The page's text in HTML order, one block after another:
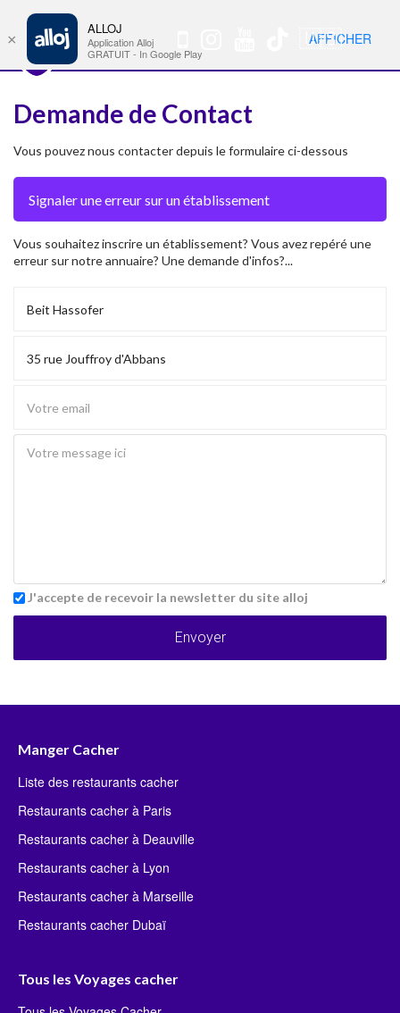
🇺🇸 Nav
Demande de Contact
Vous pouvez nous contacter depuis le formulaire ci-dessous
Vous souhaitez inscrire un établissement? Vous avez repéré une
erreur sur notre annuaire? Une demande d'infos?...
J'accepte de recevoir la newsletter du site alloj
Envoyer
Manger Cacher
Liste des restaurants cacher
Restaurants cacher à Paris
Restaurants cacher à Deauville
Restaurants cacher à Lyon
Restaurants cacher à Marseille
Restaurants cacher Dubaï
Tous les Voyages cacher
×
ALLOJ
Application Alloj
GRATUIT - In Google Play
AFFICHER